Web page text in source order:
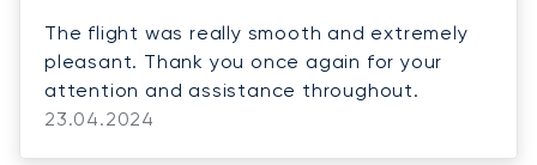
The flight was really smooth and extremely
pleasant. Thank you once again for your
attention and assistance throughout.
23.04.2024